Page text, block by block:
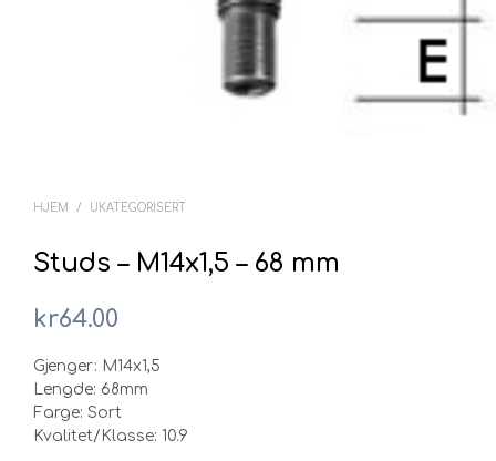
HJEM / UKATEGORISERT
Studs – M14x1,5 – 68 mm
kr64.00
Gjenger: M14x1,5
Lengde: 68mm
Farge: Sort
Kvalitet/Klasse: 10.9